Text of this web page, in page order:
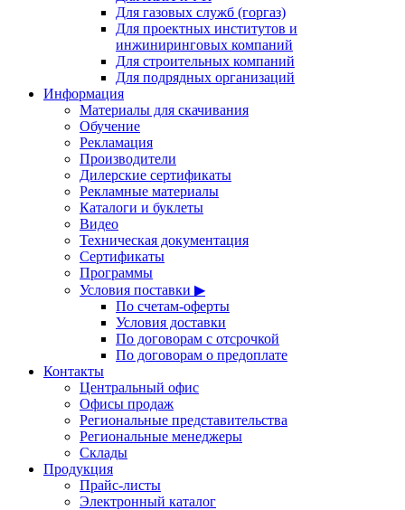
Для газовых служб (горгаз)
Для проектных институтов и
инжиниринговых компаний
Для строительных компаний
Для подрядных организаций
Информация
Материалы для скачивания
Обучение
Рекламация
Производители
Дилерские сертификаты
Рекламные материалы
Каталоги и буклеты
Видео
Техническая документация
Сертификаты
Программы
Условия поставки ▶
По счетам-оферты
Условия доставки
По договорам с отсрочкой
По договорам о предоплате
Контакты
Центральный офис
Офисы продаж
Региональные представительства
Региональные менеджеры
Склады
Продукция
Прайс-листы
Электронный каталог